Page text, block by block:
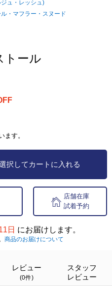
ュ・レッシュ)
・マフラー・スヌード
トール
ます。
択してカートに入れる
店舗在庫
試着予約
日 にお届けします。
商品のお届けについて
レビュー
(0件)
スタッフ
レビュー